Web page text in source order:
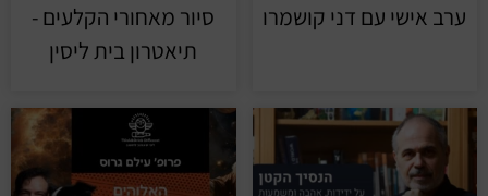
ערב אישי עם דני קושמרו
סיור מאחורי הקלעים -
תיאטרון בית ליסין